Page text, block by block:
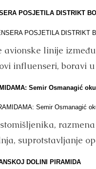
POSJETILA DISTRIKT
linije
influenseri, boravi u
Semir Osmanagić
suprotstavljanje
DOLINI PIRAMIDA